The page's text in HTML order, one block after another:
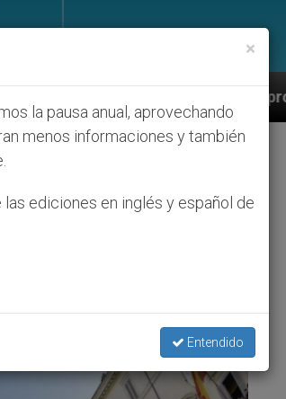
ONU se pronuncia ante caso de
×
la pausa anual, aprovechando
menos informaciones y también
ediciones en inglés y español de
Entendido